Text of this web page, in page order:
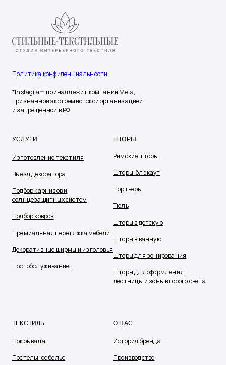
Политика конфиденциальности
*Instagram принадлежит компании Meta,
признанной экстремистской организацией
и запрещенной в РФ
УСЛУГИ
Изготовление текстиля
Выезд декоратора
Подбор карнизов и
солнцезащитных систем
Подбор ковров
Премиальная перетяжка мебели
Декоративные ширмы и изголовья
Постобслуживание
ШТОРЫ
Римские шторы
Шторы-блэкаут
Портьеры
Тюль
Шторы в детскую
Шторы в ванную
Шторы для зонирования
Шторы для оформления
лестницы и зоны второго света
ТЕКСТИЛЬ
Покрывала
Постельное белье
О НАС
История бренда
Производство